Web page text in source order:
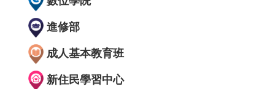
進修部
成人基本教育班
新住民學習中心